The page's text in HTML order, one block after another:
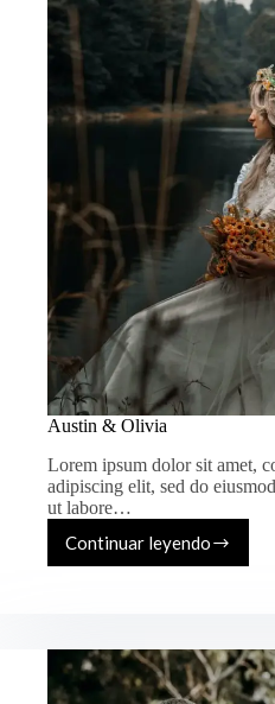
Austin & Olivia
Lorem ipsum dolor sit amet,
adipiscing elit, sed do
ut labore…
Continuar leyendo
Austin
&